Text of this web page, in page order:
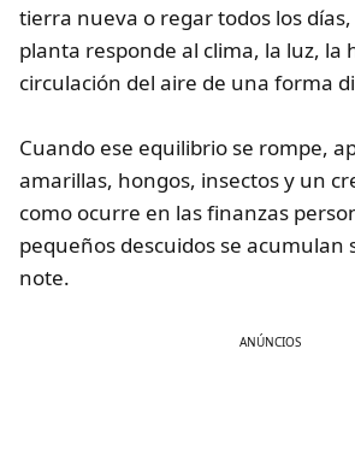
tierra nueva o regar todos los
planta responde al clima, la luz, la
circulación del aire de una forma
Cuando ese equilibrio se rompe,
amarillas, hongos, insectos y un
como ocurre en las finanzas
pequeños descuidos se acumulan
note.
ANÚNCIOS